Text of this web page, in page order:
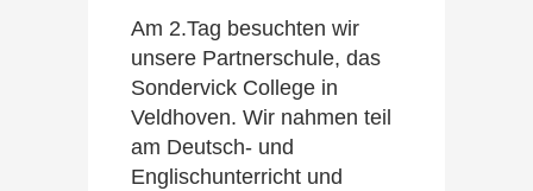
Am 2.Tag besuchten wir
unsere Partnerschule, das
Sondervick College in
Veldhoven. Wir nahmen teil
am Deutsch- und
Englischunterricht und